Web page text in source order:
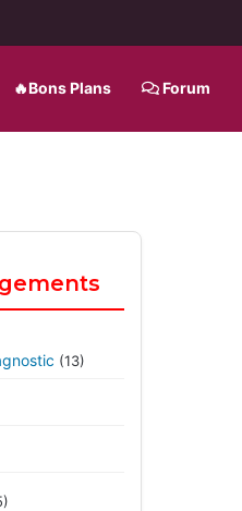
latérale)
🔥Bons Plans Forum
(13)